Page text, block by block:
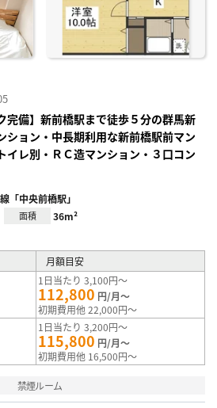
完備】新前橋駅まで徒歩５分の群馬新
ション・中長期利用な新前橋駅前マン
イレ別・ＲＣ造マンション・３口コン
「中央前橋駅」
面積 36m²
月額目安
1日当たり 3,100円～
112,800 円/月～
初期費用他 22,000円～
1日当たり 3,200円～
115,800 円/月～
初期費用他 16,500円～
禁煙ルーム